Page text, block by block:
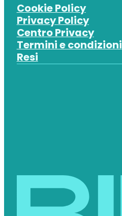
Cookie Policy
Privacy Policy
Centro Privacy
Termini e condizioni
Resi